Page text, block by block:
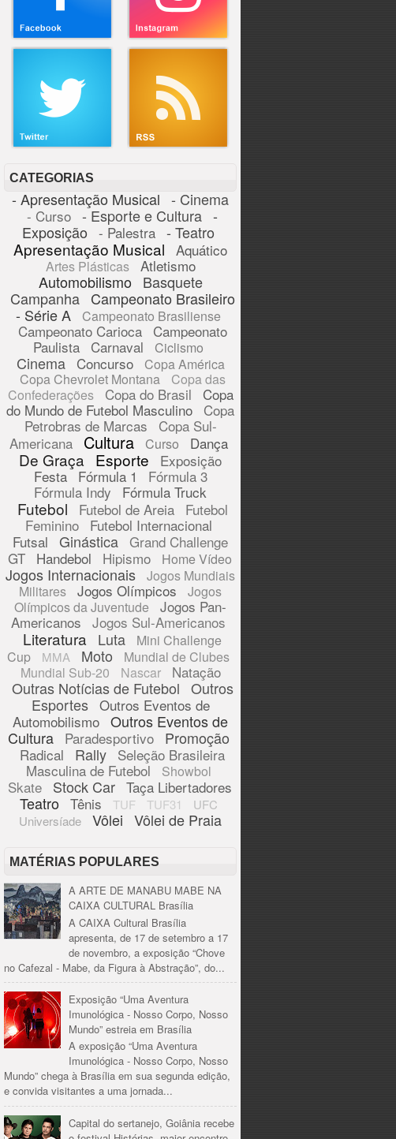
CATEGORIAS
- Apresentação Musical - Cinema
- Curso - Esporte e Cultura -
Exposição - Palestra - Teatro
Apresentação Musical Aquático
Artes Plásticas Atletismo
Automobilismo
Basquete
Campanha Campeonato Brasileiro
- Série A
Campeonato Brasiliense
Campeonato Carioca
Campeonato
Paulista Carnaval Ciclismo
Cinema Concurso
Copa América
Copa Chevrolet Montana
Copa das
Confederações
Copa do Brasil Copa
do Mundo de Futebol Masculino Copa
Petrobras de Marcas
Copa Sul-
Americana
Cultura Curso Dança
De Graça Esporte
Exposição
Festa
Fórmula 1
Fórmula 3
Fórmula Indy
Fórmula Truck
Futebol Futebol de Areia
Futebol
Feminino
Futebol Internacional
Futsal Ginástica Grand Challenge
GT Handebol Hipismo Home Vídeo
Jogos Internacionais
Jogos Mundiais
Militares
Jogos Olímpicos
Jogos
Olímpicos da Juventude
Jogos Pan-
Americanos Jogos Sul-Americanos
Literatura Luta
Mini Challenge
Cup
MMA Moto
Mundial de Clubes
Mundial Sub-20
Nascar Natação
Outras Notícias de Futebol Outros
Esportes Outros Eventos de
Automobilismo Outros Eventos de
Cultura
Paradesportivo Promoção
Radical Rally Seleção Brasileira
Masculina de Futebol
Showbol
Skate Stock Car Taça Libertadores
Teatro Tênis TUF TUF31
UFC
Universíade
Vôlei Vôlei de Praia
MATÉRIAS POPULARES
A ARTE DE MANABU MABE NA
CAIXA CULTURAL Brasília
A CAIXA Cultural Brasília
apresenta, de 17 de setembro a 17
de novembro, a exposição “Chove
no Cafezal - Mabe, da Figura à Abstração”, do...
Exposição “Uma Aventura
Imunológica - Nosso Corpo, Nosso
Mundo” estreia em Brasília
A exposição “Uma Aventura
Imunológica - Nosso Corpo, Nosso
Mundo” chega à Brasília em sua segunda edição,
e convida visitantes a uma jornada...
Capital do sertanejo, Goiânia recebe